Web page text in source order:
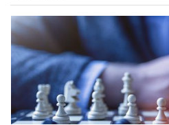
的關鍵影響因素是（1）疫情（2）油
我們今天要談的另一個主題：失業率。
疫情跟油價過後，影響 2020 年底至
素之一。 何謂失業率與經濟衰退 在談
業率的組成，在失業人口中，有一部
常流動更替所造成的失業（例如：自